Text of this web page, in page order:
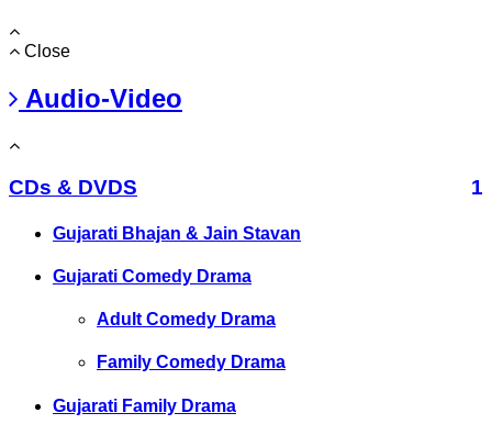
Close
Audio-Video
CDs & DVDS 1
Gujarati Bhajan & Jain Stavan
Gujarati Comedy Drama
Adult Comedy Drama
Family Comedy Drama
Gujarati Family Drama